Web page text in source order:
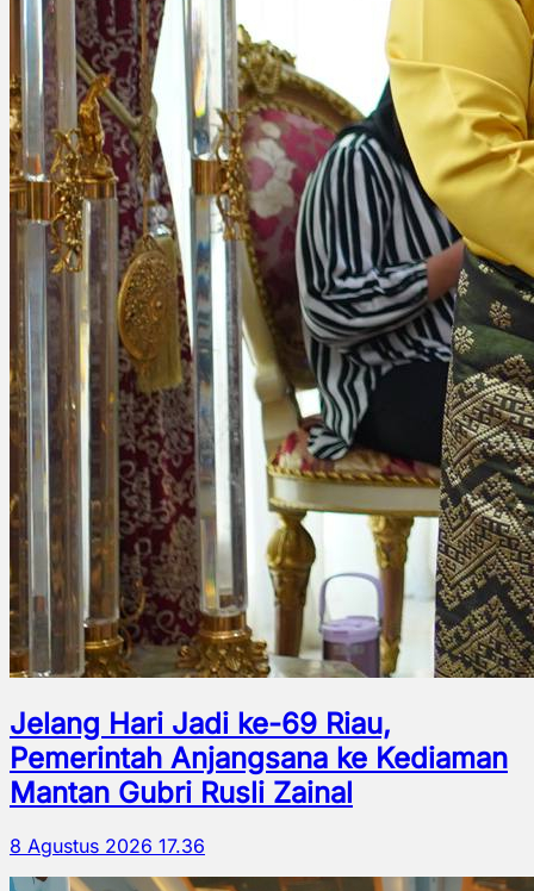
Jelang Hari Jadi ke-69 Riau,
Pemerintah Anjangsana ke Kediaman
Mantan Gubri Rusli Zainal
8 Agustus 2026 17.36